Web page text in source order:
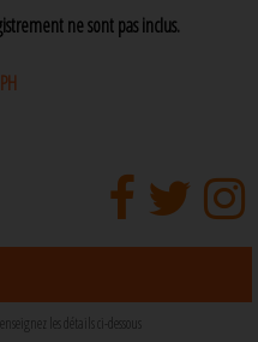
ne sont pas inclus.
les détails ci-dessous